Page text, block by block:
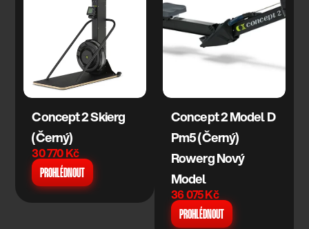
Concept 2 Skierg
(Černý)
30 770 Kč
PROHLÉDNOUT
Concept 2 Model D
Pm5 (Černý)
Rowerg Nový
Model
36 075 Kč
PROHLÉDNOUT